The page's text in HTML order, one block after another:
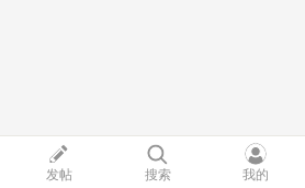
发帖 搜索 我的